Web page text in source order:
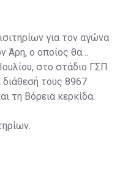
για τον αγώνα
Άρη, ο οποίος θα
στο στάδιο ΓΣΠ
τους 8967
τη Βόρεια κερκίδα.